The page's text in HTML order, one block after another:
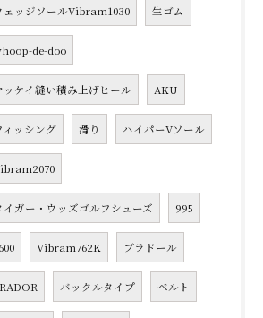
ェッジソールVibram1030 生ゴム
de-doo
ッケイ縫い積み上げヒール AKU
ィッシング 滑り ハイパーVソール
イガー・ウッズゴルフシューズ 995
Vibram762K ブラドール
バックルタイプ ベルト